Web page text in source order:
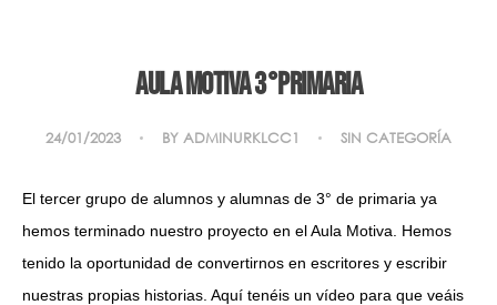
AULA MOTIVA 3°PRIMARIA
24/01/2023 BY ADMINURKLCC1 SIN CATEGORÍA
El tercer grupo de alumnos y alumnas de 3° de primaria ya
hemos terminado nuestro proyecto en el Aula Motiva. Hemos
tenido la oportunidad de convertirnos en escritores y escribir
nuestras propias historias. Aquí tenéis un vídeo para que veáis